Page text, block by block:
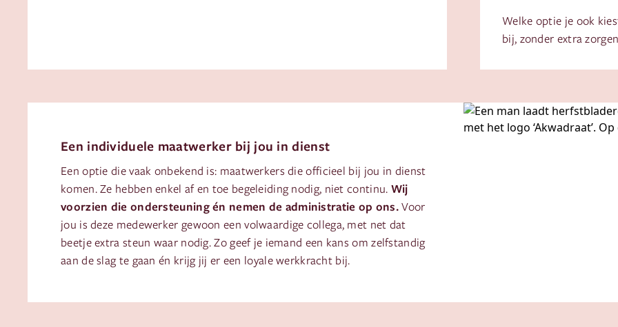
Welke optie je ook
bij, zonder extra
Een individuele maatwerker bij jou in dienst
Een optie die vaak onbekend is: maatwerkers die officieel bij jou in dienst
komen. Ze hebben enkel af en toe begeleiding nodig, niet continu. Wij
voorzien die ondersteuning én nemen de administratie op ons.Voor
jou is deze medewerker gewoon een volwaardige collega, met net dat
beetje extra steun waar nodig. Zo geef je iemand een kans om zelfstandig
aan de slag te gaan én krijg jij er een loyale werkkracht bij.